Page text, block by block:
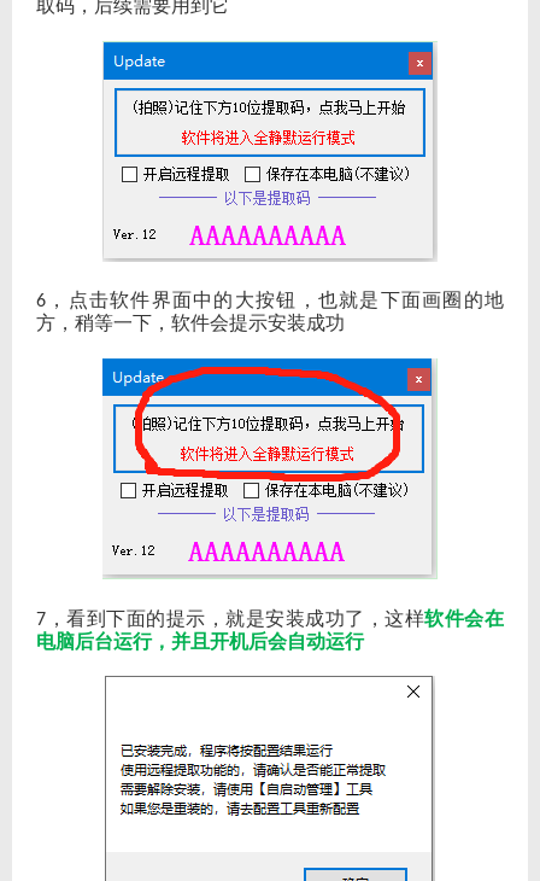
取码，后续需要用到它
6 ，点击软件界面中的大按钮，也就是下面画圈的地
方，稍等一下，软件会提示安装成功
7 ，看到下面的提示，就是安装成功了，这样软件会在
电脑后台运行，并且开机后会自动运行